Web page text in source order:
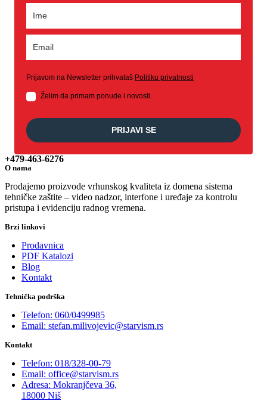
Prijavom na Newsletter prihvataš Politiku privatnosti
Želim da primam ponude i novosti.
PRIJAVI SE
+479-463-6276
O nama
Prodajemo proizvode vrhunskog kvaliteta iz domena sistema
tehničke zaštite – video nadzor, interfone i uređaje za kontrolu
pristupa i evidenciju radnog vremena.
Brzi linkovi
Prodavnica
PDF Katalozi
Blog
Kontakt
Tehnička podrška
Telefon: 060/0499985
Email: stefan.milivojevic@starvism.rs
Kontakt
Telefon: 018/328-00-79
Email: office@starvism.rs
Adresa: Mokranjčeva 36,
18000 Niš